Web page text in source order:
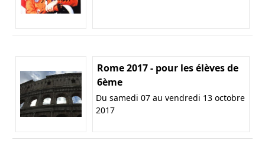
Rome 2017 - pour les élèves de
6ème
Du samedi 07 au vendredi 13 octobre
2017